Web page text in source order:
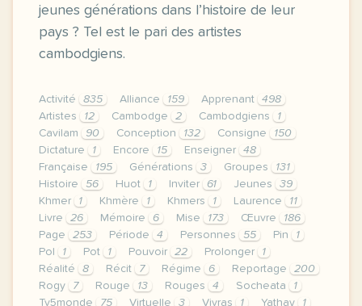
jeunes générations dans l’histoire de leur
pays ? Tel est le pari des artistes
cambodgiens.
Activité 835 Alliance 159 Apprenant
498
Artistes
12 Cambodge 2 Cambodgiens
1
Cavilam
90 Conception 132 Consigne
150
Dictature
1 Encore 15 Enseigner
48
Française
195 Générations 3 Groupes
131
Histoire
56 Huot 1 Inviter 61 Jeunes
39
Khmer
1 Khmère 1 Khmers 1 Laurence
11
Livre
26 Mémoire 6 Mise 173 Œuvre
186
Page
253 Période 4 Personnes 55 Pin
1
Pol
1 Pot 1 Pouvoir 22 Prolonger
1
Réalité
8 Récit 7 Régime 6 Reportage
200
Rogy
7 Rouge 13 Rouges 4 Socheata
1
Tv5monde
75 Virtuelle 3 Vivras 1 Yathay 1